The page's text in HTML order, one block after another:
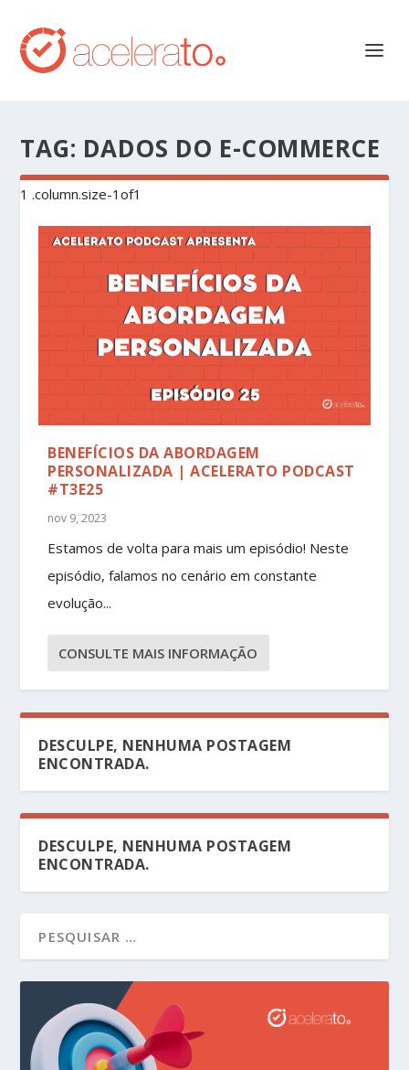
TAG: DADOS DO E-COMMERCE
BENEFÍCIOS DA ABORDAGEM
PERSONALIZADA | ACELERATO PODCAST
#T3E25
nov 9, 2023
Estamos de volta para mais um episódio! Neste
episódio, falamos no cenário em constante
evolução...
CONSULTE MAIS INFORMAÇÃO
DESCULPE, NENHUMA POSTAGEM
ENCONTRADA.
DESCULPE, NENHUMA POSTAGEM
ENCONTRADA.